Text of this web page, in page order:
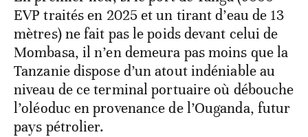
EVP traités en 2025 et un tirant d’eau de 13
mètres) ne fait pas le poids devant celui de
Mombasa, il n’en demeura pas moins que la
Tanzanie dispose d’un atout indéniable au
niveau de ce terminal portuaire où débouche
l’oléoduc en provenance de l’Ouganda, futur
pays pétrolier.